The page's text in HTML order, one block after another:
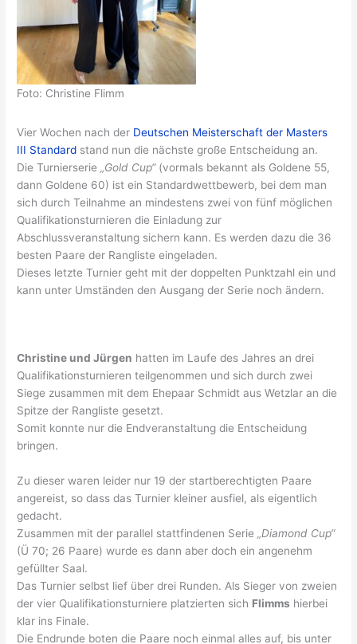
Foto: Christine Flimm
Vier Wochen nach der Deutschen Meisterschaft der Masters
III Standard stand nun die nächste große Entscheidung an.
Die Turnierserie „Gold Cup“(vormals bekannt als Goldene 55,
dann Goldene 60) ist ein Standardwettbewerb, bei dem man
sich durch Teilnahme an mindestens zwei von fünf möglichen
Qualifikationsturnieren die Einladung zur
Abschlussveranstaltung sichern kann. Es werden dazu die 36
besten Paare der Rangliste eingeladen.
Dieses letzte Turnier geht mit der doppelten Punktzahl ein und
kann unter Umständen den Ausgang der Serie noch ändern.
Christine und Jürgen hatten im Laufe des Jahres an drei
Qualifikationsturnieren teilgenommen und sich durch zwei
Siege zusammen mit dem Ehepaar Schmidt aus Wetzlar an die
Spitze der Rangliste gesetzt.
Somit konnte nur die Endveranstaltung die Entscheidung
bringen.
Zu dieser waren leider nur 19 der startberechtigten Paare
angereist, so dass das Turnier kleiner ausfiel, als eigentlich
gedacht.
Zusammen mit der parallel stattfindenen Serie „Diamond Cup“
(Ü 70; 26 Paare) wurde es dann aber doch ein angenehm
gefüllter Saal.
Das Turnier selbst lief über drei Runden. Als Sieger von zweien
der vier Qualifikationsturniere platzierten sich Flimms hierbei
klar ins Finale.
Die Endrunde boten die Paare noch einmal alles auf, bis unter